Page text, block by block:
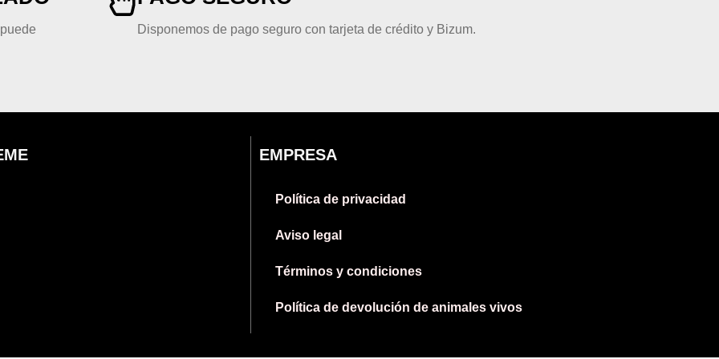
Disponemos de pago seguro con tarjeta de crédito y Bizum.
EMPRESA
Política de privacidad
Aviso legal
Términos y condiciones
Política de devolución de animales vivos